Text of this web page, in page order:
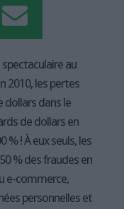
au
2010, les pertes
dollars dans le
de dollars en
! À eux seuls, les
% des fraudes en
e-commerce,
personnelles et